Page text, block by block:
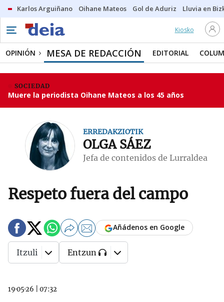
Karlos Arguiñano Oihane Mateos Gol de Aduriz Lluvia en
Kiosko
OPINIÓN MESA DE REDACCIÓN EDITORIAL
SOCIEDAD
Muere la periodista Oihane Mateos a los 45 años
ERREDAKZIOTIK
OLGA SÁEZ
Jefa de contenidos de Lurraldea
Respeto fuera del campo
19·05·26 07:32
Añádenos en Google
Itzuli Entzun